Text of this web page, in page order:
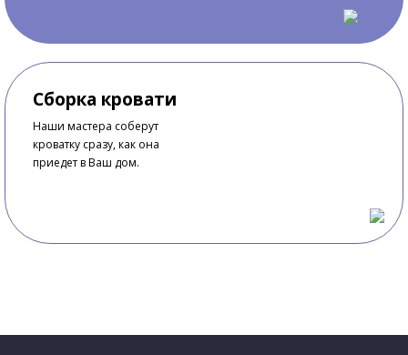
Сборка кровати
Наши мастера соберут
кроватку сразу, как она
приедет в Ваш дом.